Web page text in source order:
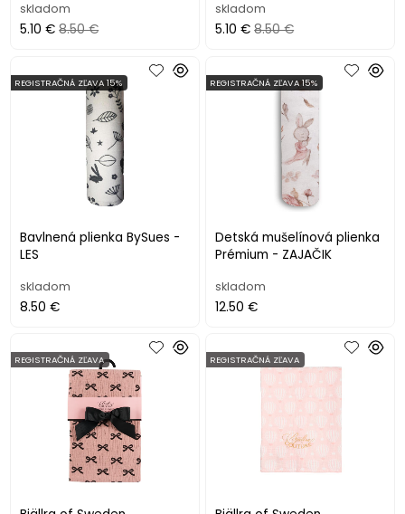
skladom
5.10 € 8.50 €
skladom
5.10 € 8.50 €
Bavlnená plienka BySues -
LES
REGISTRAČNÁ ZĽAVA 15%
skladom
8.50 €
Detská mušelínová plienka
Prémium - ZAJAČIK
REGISTRAČNÁ ZĽAVA 15%
skladom
12.50 €
REGISTRAČNÁ ZĽAVA REGISTRAČNÁ ZĽAVA